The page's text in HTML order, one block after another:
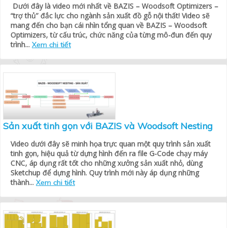
Dưới đây là video mới nhất về BAZIS – Woodsoft Optimizers –
“trợ thủ” đắc lực cho ngành sản xuất đồ gỗ nội thất! Video sẽ
mang đến cho bạn cái nhìn tổng quan về BAZIS – Woodsoft
Optimizers, từ cấu trúc, chức năng của từng mô-đun đến quy
trình... Xem chi tiết
Sản xuất tinh gọn với BAZIS và Woodsoft Nesting
Video dưới đây sẽ minh họa trực quan một quy trình sản xuất
tinh gọn, hiệu quả từ dựng hình đến ra file G-Code chạy máy
CNC, áp dụng rất tốt cho những xưởng sản xuất nhỏ, dùng
Sketchup để dựng hình. Quy trình mới này áp dụng những
thành... Xem chi tiết